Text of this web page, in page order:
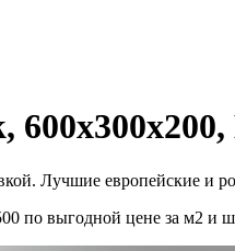
Лучшие европейские и
по выгодной цене за м2 и